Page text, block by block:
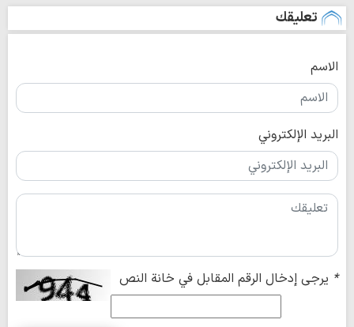
تعليقك
الاسم
البريد الإلكتروني
* يرجى إدخال الرقم المقابل في خانة النص